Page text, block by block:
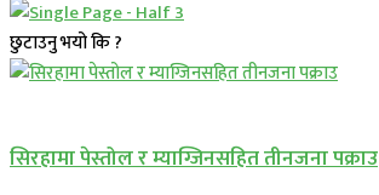
छुटाउनु भयो कि ?
सिरहामा पेस्तोल र म्याग्जिनसहित तीनजना पक्राउ